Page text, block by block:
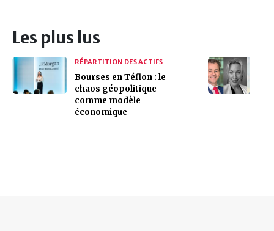
Les plus lus
RÉPARTITION DES ACTIFS
Bourses en Téflon : le
chaos géopolitique
comme modèle
économique